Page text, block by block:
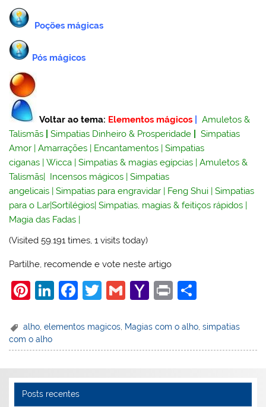
Poções mágicas
Pós mágicos
Voltar ao tema: Elementos mágicos |Amuletos &
Talismãs
|Simpatias Dinheiro & Prosperidade
Simpatias
Amor |Amarrações | Encantamentos |Simpatias
ciganas |Wicca |Simpatias & magias egípcias |Amuletos &
Talismãs| Incensos mágicos |Simpatias
angelicais |Simpatias para engravidar | Feng Shui |Simpatias
para o Lar|Sortilégios|Simpatias, magias & feitiços rápidos |
Magia das Fadas |
(Visited 59.191 times, 1 visits today)
Partilhe, recomende e vote neste artigo
Pi
er
e
st
Li
k
e
n
F
c
e
o
T
itt
er
G
ai
l
Y
h
o
M
Pr
t
ar
e
alho ,elementos magicos Magias com o alho ,simpatias
com o alho
Posts recentes